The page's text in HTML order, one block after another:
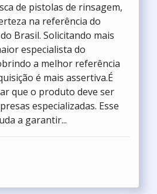
de pistolas de rinsagem,
na referência do
Brasil. Solicitando mais
especialista do
a melhor referência
é mais assertiva.É
que o produto deve ser
especializadas. Esse
a garantir...